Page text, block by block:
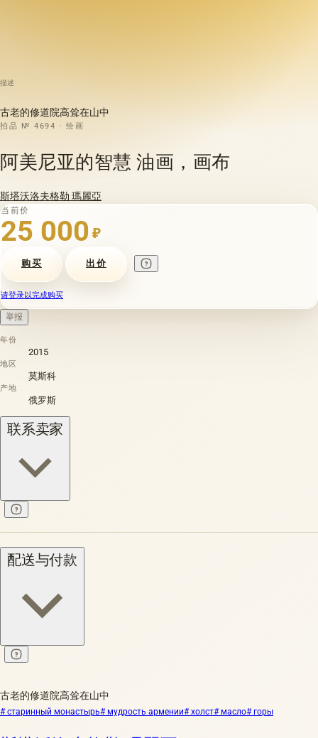
描述
古老的修道院高耸在山中
拍品 № 4694 · 绘画
阿美尼亚的智慧 油画，画布
斯塔沃洛夫格勒 瑪麗亞
当前价
25 000 ₽
购买 出价
请登录以完成购买
举报
年份
2015
地区
莫斯科
产地
俄罗斯
联系卖家
配送与付款
古老的修道院高耸在山中
# старинный монастырь# мудрость армении# холст# масло# горы